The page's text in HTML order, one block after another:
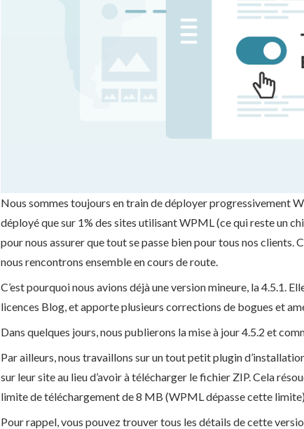
Nous sommes toujours en train de déployer progressivement
déployé que sur 1% des sites utilisant WPML (ce qui reste un
pour nous assurer que tout se passe bien pour tous nos
nous rencontrons ensemble en cours de route.
C’est pourquoi nous avions déjà une version mineure, la 4.5.1.
licences Blog, et apporte plusieurs corrections de bogues et
Dans quelques jours, nous publierons la mise à jour 4.5.2 et
Par ailleurs, nous travaillons sur un tout petit plugin
sur leur site au lieu d’avoir à télécharger le fichier ZIP. Cela
limite de téléchargement de 8 MB (WPML dépasse cette limite).
Pour rappel, vous pouvez trouver tous les détails de cette